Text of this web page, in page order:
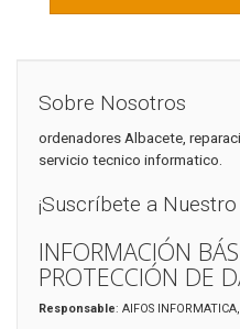
Sobre Nosotros
ordenadores Albacete,
servicio tecnico informatico.
¡Suscríbete a
INFORMACIÓN
PROTECCIÓN DE
Responsable: AIFOS INFORMATICA,